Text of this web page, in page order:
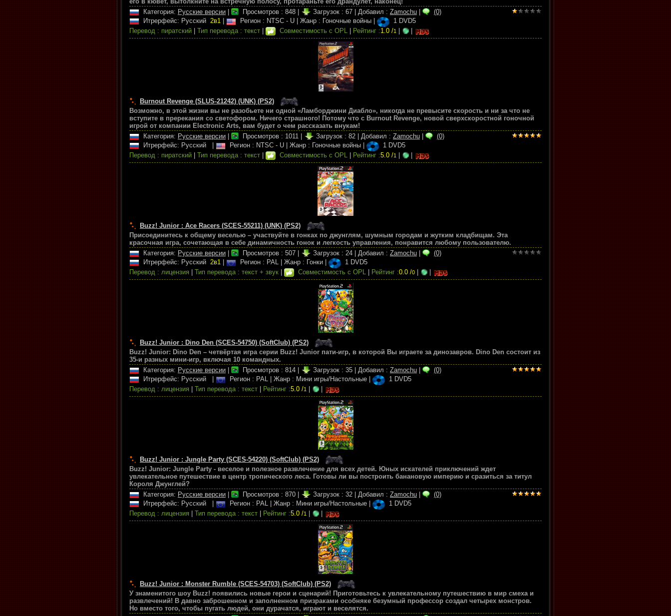
Категория: Русские версии Просмотров : 848 Загрузок : 67 Добавил : Zamochu
(0)
Итрерфейс: Русский 2в1 Регион : NTSC - U Жанр : Гоночные войны
1 DVD5
Перевод : пиратский
Тип перевода : текст Совместимость с OPL Рейтинг :1.0 /1
Burnout Revenge (SLUS-21242) (UNK) (PS2)
Возможно, в этой жизни вы не разобьете ни одной «Ламборджини Диабло», никогда не превысите скорость и ни за что не
вступите в пререкания со светофором. Ничего страшного! Потому что с Burnout Revenge, новой сверхскоростной гоночной
игрой от компании Electronic Arts, вам будет о чем рассказать внукам!
Категория: Русские версии Просмотров : 1011 Загрузок : 82 Добавил : Zamochu
(0)
Итрерфейс: Русский
Регион : NTSC - U Жанр : Гоночные войны
1 DVD5
Перевод : пиратский
Тип перевода : текст Совместимость с OPL Рейтинг :5.0 /1
Buzz! Junior : Ace Racers (SCES-55211) (UNK) (PS2)
Присоединитесь к общему веселью – участвуйте в гонках по джунглям, шумным городам и жутким кладбищам. Эта
красочная игра, сочетающая в себе динамичность гонок и легкость управления, понравится любому пользователю.
Категория: Русские версии Просмотров : 507 Загрузок : 24 Добавил : Zamochu
(0)
Итрерфейс: Русский 2в1 Регион : PAL Жанр : Гонки
1 DVD5
Перевод : лицензия
Тип перевода : текст + звук Совместимость с OPL Рейтинг :0.0 /0
Buzz! Junior : Dino Den (SCES-54750) (SoftClub) (PS2)
Buzz! Junior: Dino Den – четвёртая игра серии Buzz! Junior пати-игр, в которой Вы играете за динозавров. Dino Den состоит из
35-и разных мини-игр, включая 10 командных.
Категория: Русские версии Просмотров : 814 Загрузок : 35 Добавил : Zamochu
(0)
Итрерфейс: Русский
Регион : PAL Жанр : Мини игры/Настольные
1 DVD5
Перевод : лицензия
Тип перевода : текст Рейтинг :5.0 /1
Buzz! Junior : Jungle Party (SCES-54220) (SoftClub) (PS2)
Buzz! Junior: Jungle Party - веселое и полезное развлечение для всех детей. Юных искателей приключений ждет
увлекательное путешествие в центр тропического леса. Готовы ли вы построить банановую империю и сразиться за титул
Короля Джунглей?
Категория: Русские версии Просмотров : 870 Загрузок : 32 Добавил : Zamochu
(0)
Итрерфейс: Русский
Регион : PAL Жанр : Мини игры/Настольные
1 DVD5
Перевод : лицензия
Тип перевода : текст Рейтинг :5.0 /1
Buzz! Junior : Monster Rumble (SCES-54703) (SoftClub) (PS2)
У знаменитого шоу Buzz! появились новые герои и сценарий! Приготовьтесь к увлекательному путешествию в мир смеха и
развлечений! В давно заброшенном и заполненном призраками особняке безумный профессор создал четырех монстров.
Но вместо того, чтобы пугать людей, они дурачатся, играют и веселятся.